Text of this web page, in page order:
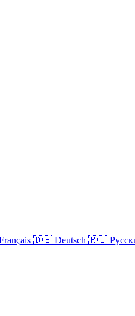
🇩🇪 Deutsch 🇷🇺